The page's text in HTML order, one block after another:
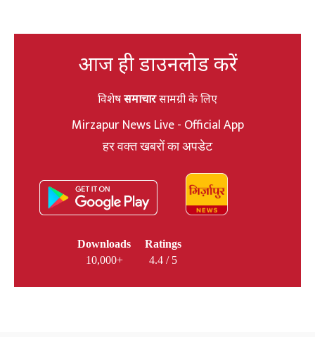
आज ही डाउनलोड करें
विशेषसमाचारसामग्री के लिए
Mirzapur News Live - Official App
हर वक्त खबरों का अपडेट
Downloads
10,000+
Ratings
4.4 / 5